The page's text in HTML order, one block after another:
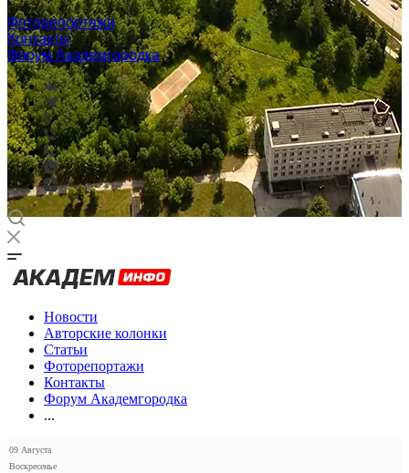
Фоторепортажи
Контакты
Форум Академгородка
Новости
Авторские колонки
Статьи
Фоторепортажи
Контакты
Форум Академгородка
...
09 Августа
Воскресенье